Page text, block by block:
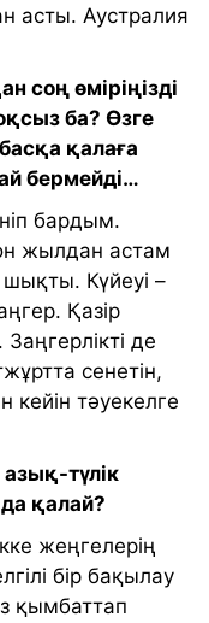
асты. Аустралия
соң өміріңізді
ба? Өзге
қалаға
бермейді…
бардым.
он жылдан астам
Күйеуі –
Қазір
де
сенетін,
кейін тәуекелге
түлік
қалай?
жеңгелерің
бір бақылау
қымбаттап